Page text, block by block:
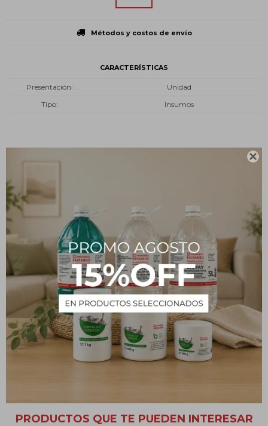

Métodos y costos de envío
CARACTERÍSTICAS
Presentación
Unidad
Tipo
Insumos
Ficha técnica
Fabricado en material de vidrio boro 3.3
Resistente al calor
Alta resistencia química
Borde fundido y reforzado
Respaldo y asesoramiento técnico posventa
Origen China
Material clase A con certificado de origen
Material de precisión
PRODUCTOS QUE TE PUEDEN INTERESAR